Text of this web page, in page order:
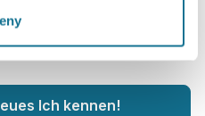
und zweite
Ich kennen!